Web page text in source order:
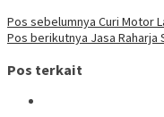
Pos sebelumnya Curi Motor
Pos berikutnya Jasa Raharja
Pos terkait